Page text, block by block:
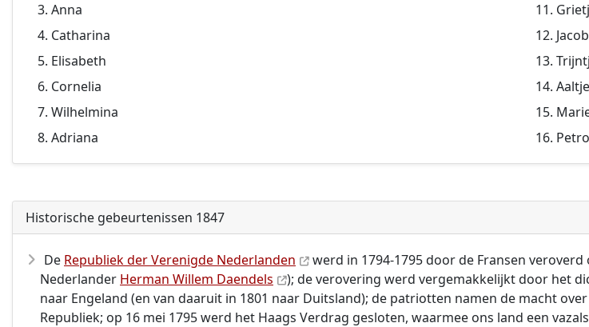
Anna
Catharina
Elisabeth
Cornelia
Wilhelmina
Adriana
Aaltje
Historische gebeurtenissen 1847
De Republiek der Verenigde Nederlanden werd in 1794-1795 door de Fransen
Nederlander Herman Willem Daendels
); de verovering werd vergemakkelijkt door het
naar Engeland (en van daaruit in 1801 naar Duitsland); de patriotten namen de macht
Republiek; op 16 mei 1795 werd het Haags Verdrag gesloten, waarmee ons land een